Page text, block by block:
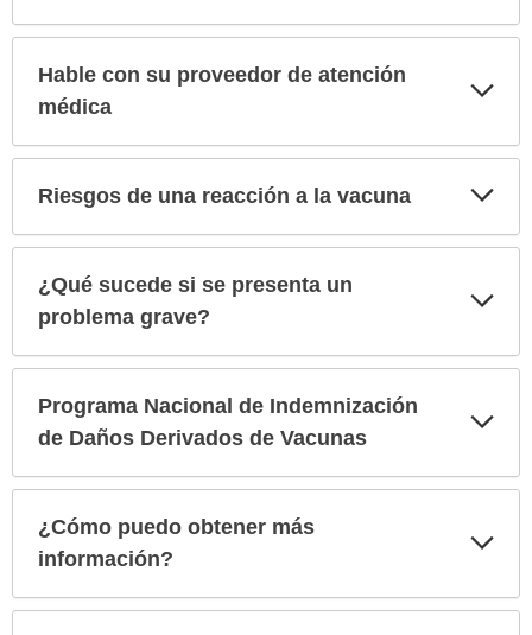
Hable con su proveedor de atención
médica
Riesgos de una reacción a la vacuna
¿Qué sucede si se presenta un
problema grave?
Programa Nacional de Indemnización
de Daños Derivados de Vacunas
¿Cómo puedo obtener más
información?